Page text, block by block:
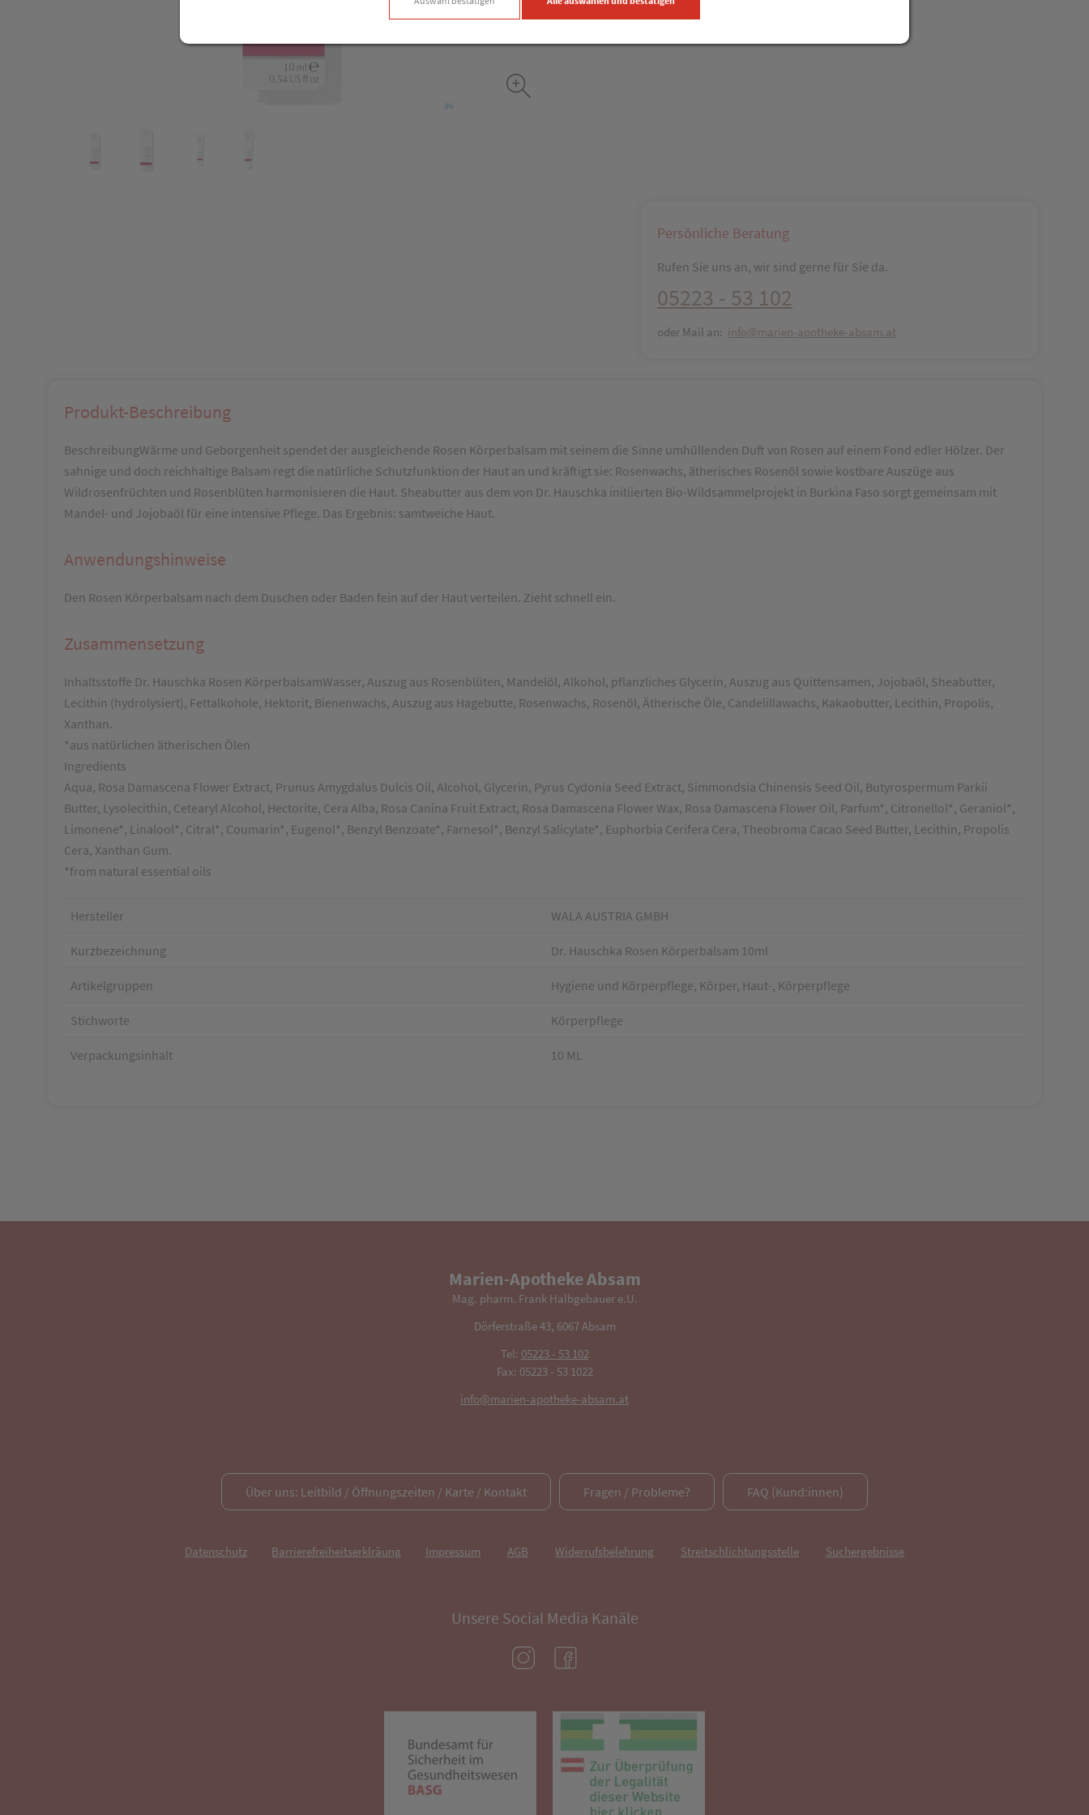
Persönliche Beratung
Rufen Sie uns an, wir sind gerne für Sie da.
05223 - 53 102
oder Mail an: info@marien-apotheke-absam.at
Produkt-Beschreibung
BeschreibungWärme und Geborgenheit spendet der ausgleichende Rosen Körperbalsam mit seinem die Sinne umhüllenden Duft von Rosen auf einem Fond edler Hölzer. Der
sahnige und doch reichhaltige Balsam regt die natürliche Schutzfunktion der Haut an und kräftigt sie: Rosenwachs, ätherisches Rosenöl sowie kostbare Auszüge aus
Wildrosenfrüchten und Rosenblüten harmonisieren die Haut. Sheabutter aus dem von Dr. Hauschka initiierten Bio-Wildsammelprojekt in Burkina Faso sorgt gemeinsam mit
Mandel- und Jojobaöl für eine intensive Pflege. Das Ergebnis: samtweiche Haut.
Anwendungshinweise
Den Rosen Körperbalsam nach dem Duschen oder Baden fein auf der Haut verteilen. Zieht schnell ein.
Zusammensetzung
Inhaltsstoffe Dr. Hauschka Rosen KörperbalsamWasser, Auszug aus Rosenblüten, Mandelöl, Alkohol, pflanzliches Glycerin, Auszug aus Quittensamen, Jojobaöl, Sheabutter,
Lecithin (hydrolysiert), Fettalkohole, Hektorit, Bienenwachs, Auszug aus Hagebutte, Rosenwachs, Rosenöl, Ätherische Öle, Candelillawachs, Kakaobutter, Lecithin, Propolis,
Xanthan.
*aus natürlichen ätherischen Ölen
Ingredients
Aqua, Rosa Damascena Flower Extract, Prunus Amygdalus Dulcis Oil, Alcohol, Glycerin, Pyrus Cydonia Seed Extract, Simmondsia Chinensis Seed Oil, Butyrospermum Parkii
Butter, Lysolecithin, Cetearyl Alcohol, Hectorite, Cera Alba, Rosa Canina Fruit Extract, Rosa Damascena Flower Wax, Rosa Damascena Flower Oil, Parfum*, Citronellol*, Geraniol*,
Limonene*, Linalool*, Citral*, Coumarin*, Eugenol*, Benzyl Benzoate*, Farnesol*, Benzyl Salicylate*, Euphorbia Cerifera Cera, Theobroma Cacao Seed Butter, Lecithin, Propolis
Cera, Xanthan Gum.
*from natural essential oils
Hersteller WALA AUSTRIA GMBH
Kurzbezeichnung Dr. Hauschka Rosen Körperbalsam 10ml
Artikelgruppen Hygiene und Körperpflege, Körper, Haut-, Körperpflege
Stichworte Körperpflege
Verpackungsinhalt 10 ML
Marien-Apotheke Absam
Mag. pharm. Frank Halbgebauer e.U.
Dörferstraße 43, 6067 Absam
Tel: 05223 - 53 102
Fax: 05223 - 53 1022
info@marien-apotheke-absam.at
Über uns: Leitbild / Öffnungszeiten / Karte / Kontakt Fragen / Probleme? FAQ (Kund:innen)
Datenschutz Barrierefreiheitserklräung Impressum AGB Widerrufsbelehrung Streitschlichtungsstelle Suchergebnisse
Unsere Social Media Kanäle
(öffnet in neuem Tab)
(öffnet in neuem Tab)